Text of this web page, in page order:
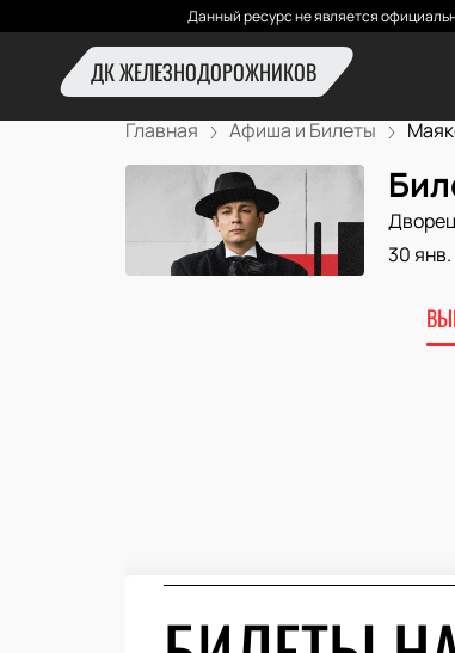
Данный ресурс не является
ДК ЖЕЛЕЗНОДОРОЖНИКОВ
Главная Афиша и Билеты
30